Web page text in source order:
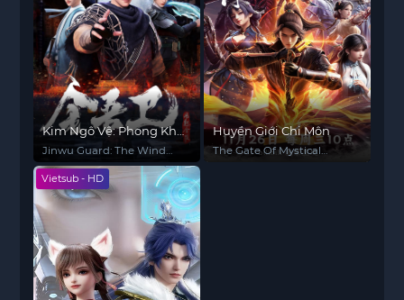
Kim Ngô Vệ: Phong Khởi
Kim Lăng
Jinwu Guard: The Wind
Rises in Jinling
Huyền Giới Chi Môn
The Gate Of Mystical
Vietsub - HD